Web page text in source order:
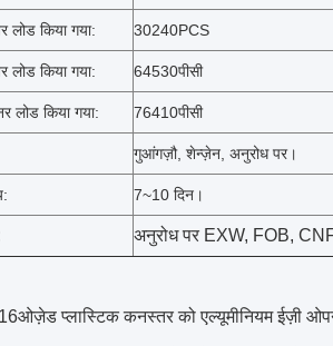
किया गया: 30240PCS
किया गया: 64530पीसी
लोड किया गया: 76410पीसी
गुआंगज़ौ, शेन्ज़ेन, अनुरोध पर।
7~10 दिन।
अनुरोध पर EXW, FOB,
प्लास्टिक कनस्तर को एल्यूमीनियम ईज़ी